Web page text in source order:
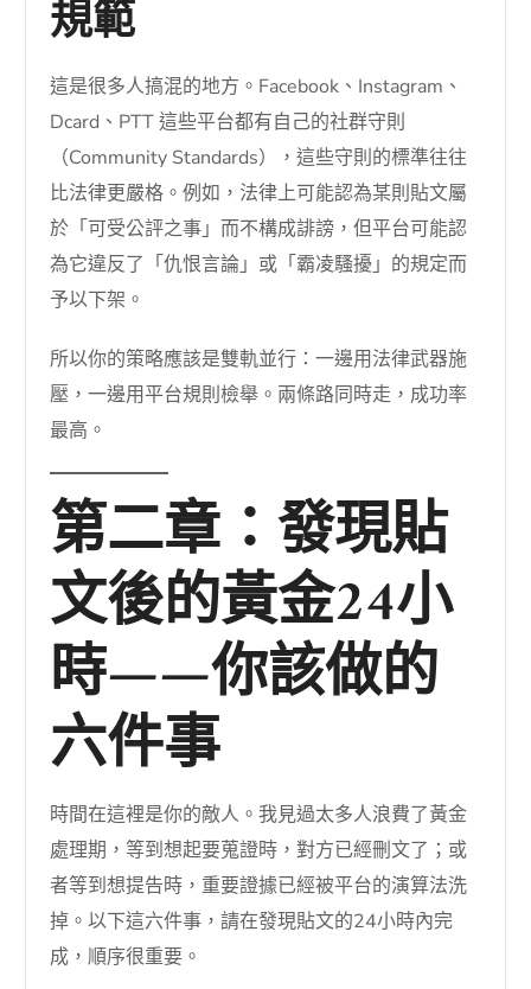
規範
這是很多人搞混的地方。Facebook、Instagram、
Dcard、PTT 這些平台都有自己的社群守則
（Community Standards），這些守則的標準往往
比法律更嚴格。例如，法律上可能認為某則貼文屬
於「可受公評之事」而不構成誹謗，但平台可能認
為它違反了「仇恨言論」或「霸凌騷擾」的規定而
予以下架。
所以你的策略應該是雙軌並行：一邊用法律武器施
壓，一邊用平台規則檢舉。兩條路同時走，成功率
最高。
第二章：發現貼
文後的黃金24小
時——你該做的
六件事
時間在這裡是你的敵人。我見過太多人浪費了黃金
處理期，等到想起要蒐證時，對方已經刪文了；或
者等到想提告時，重要證據已經被平台的演算法洗
掉。以下這六件事，請在發現貼文的24小時內完
成，順序很重要。